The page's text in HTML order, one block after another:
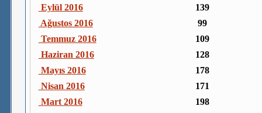
Eylül 2016
139
Ağustos 2016
99
Temmuz 2016
109
Haziran 2016
128
Mayıs 2016
178
Nisan 2016
171
Mart 2016
198